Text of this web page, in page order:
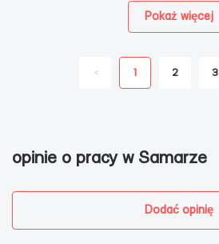
< 1 2 3
Pokaż więcej
opinie o pracy w Samarze
Dodać opinię